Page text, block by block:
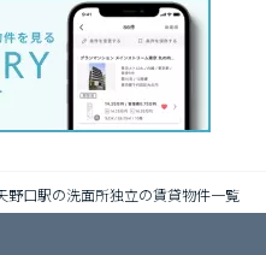
野口駅の洗面所独立の賃貸物件一覧